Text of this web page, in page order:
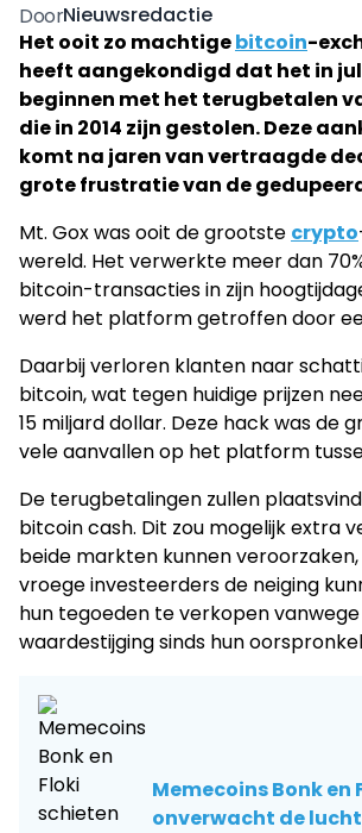
DoorNieuwsredactie
Het ooit zo machtigebitcoin-
heeft aangekondigd dat het in
beginnen met het terugbetalen
die in 2014 zijn gestolen. Deze
komt na jaren van vertraagde
grote frustratie van de
Mt. Gox was ooit de grootste crypto
wereld. Het verwerkte meer dan
bitcoin-transacties in zijn
werd het platform getroffen door
Daarbij verloren klanten naar
bitcoin, wat tegen huidige prijzen
15 miljard dollar. Deze hack was de
vele aanvallen op het platform
De terugbetalingen zullen
bitcoin cash. Dit zou mogelijk extra
beide markten kunnen
vroege investeerders de neiging
hun tegoeden te verkopen
waardestijging sinds hun
Memecoins Bonk en
onverwacht de